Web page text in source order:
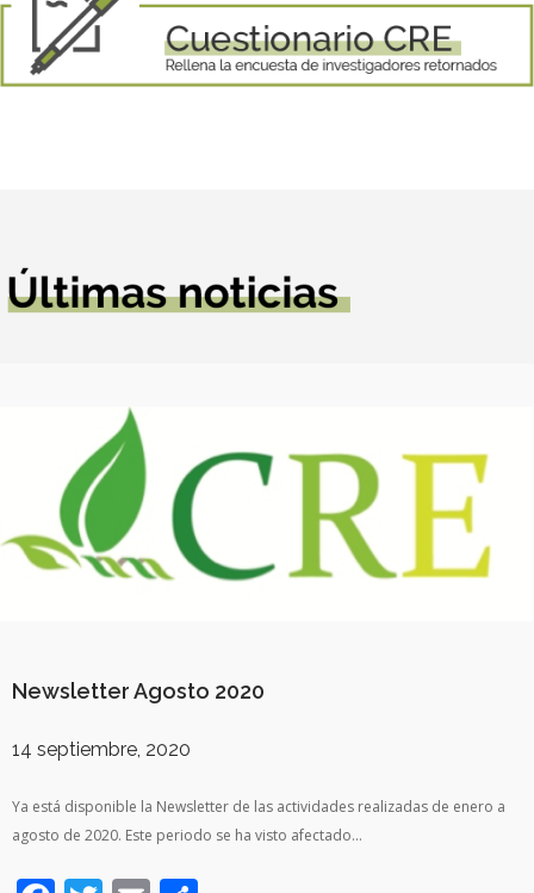
Newsletter Agosto 2020
14 septiembre, 2020
Ya está disponible la Newsletter de las actividades realizadas de enero a
agosto de 2020. Este periodo se ha visto afectado…